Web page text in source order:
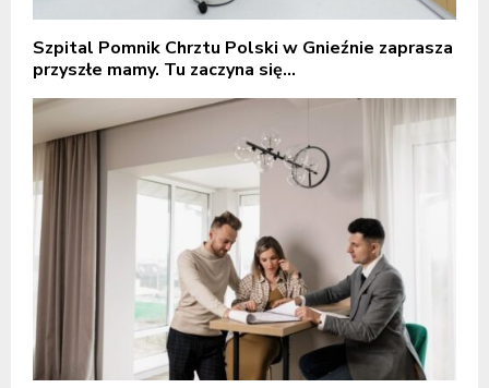
Szpital Pomnik Chrztu Polski w Gnieźnie zaprasza
przyszłe mamy. Tu zaczyna się...